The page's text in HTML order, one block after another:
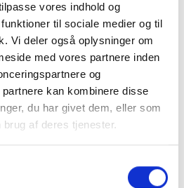
vores indhold og
til sociale medier og til
Vi deler også oplysninger om
med vores partnere inden
og
kan kombinere disse
du har givet dem, eller som
af deres tjenester.
Plastbarrierer